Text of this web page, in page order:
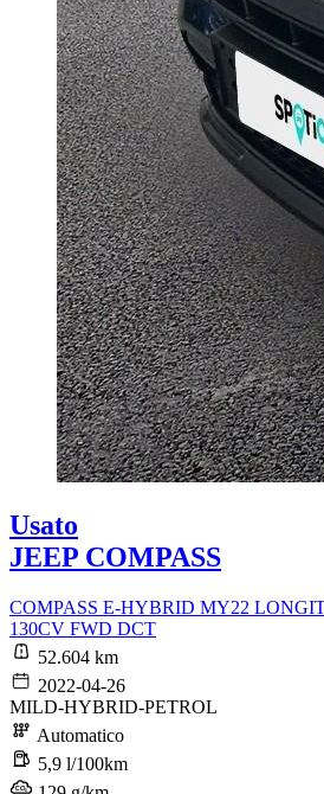
Usato
JEEP COMPASS
COMPASS E-HYBRID MY22
130CV FWD DCT
52.604 km
2022-04-26
MILD-HYBRID-PETROL
Automatico
5,9 l/100km